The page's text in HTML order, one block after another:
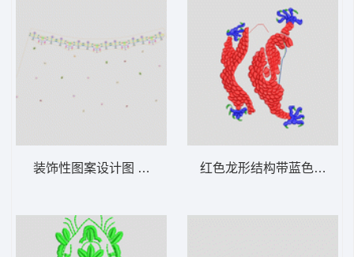
装饰性图案设计图 抽象条裙 红色龙形结构带蓝色触手 龙